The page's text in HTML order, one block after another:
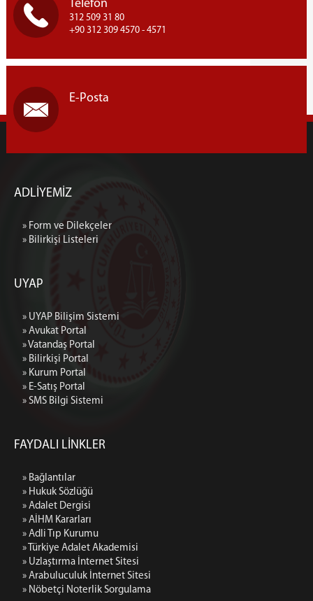
Telefon
312 509 31 80
+90 312 309 4570 - 4571
E-Posta
ADLİYEMİZ
» Form ve Dilekçeler
» Bilirkişi Listeleri
UYAP
» UYAP Bilişim Sistemi
» Avukat Portal
» Vatandaş Portal
» Bilirkişi Portal
» Kurum Portal
» E-Satış Portal
» SMS Bilgi Sistemi
FAYDALI LİNKLER
» Bağlantılar
» Hukuk Sözlüğü
» Adalet Dergisi
» AİHM Kararları
» Adli Tıp Kurumu
» Türkiye Adalet Akademisi
» Uzlaştırma İnternet Sitesi
» Arabuluculuk İnternet Sitesi
» Nöbetçi Noterlik Sorgulama